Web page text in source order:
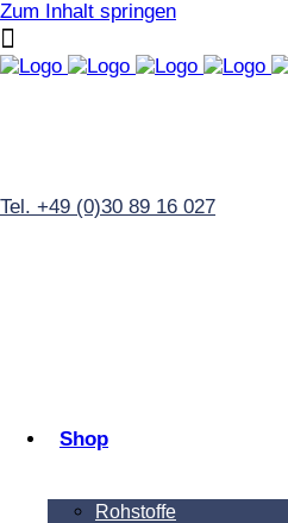
Zum Inhalt springen
Tel. +49 (0)30 89 16 027
Shop
Rohstoffe